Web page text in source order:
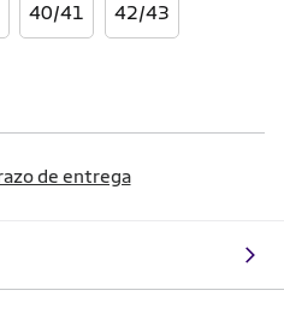
40/41 42/43
de entrega